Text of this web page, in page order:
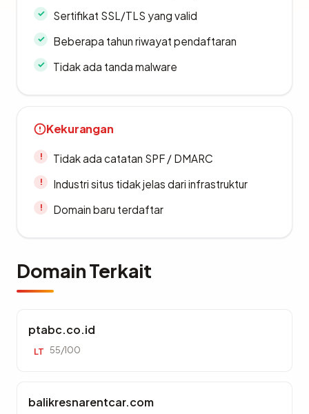
Sertifikat SSL/TLS yang valid
Beberapa tahun riwayat pendaftaran
Tidak ada tanda malware
Kekurangan
Tidak ada catatan SPF / DMARC
Industri situs tidak jelas dari infrastruktur
Domain baru terdaftar
Domain Terkait
ptabc.co.id
LT 55/100
balikresnarentcar.com